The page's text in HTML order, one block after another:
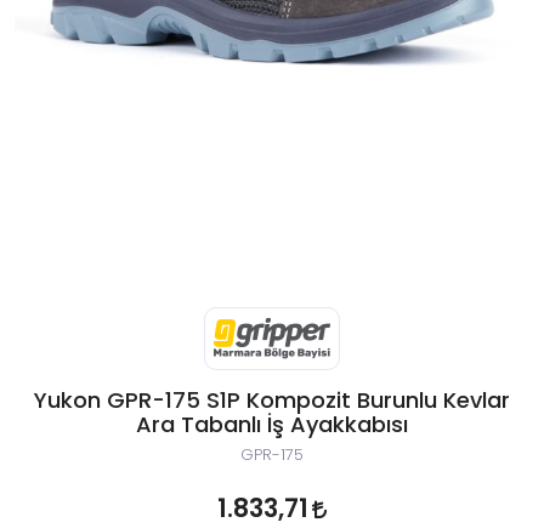
Yukon GPR-175 S1P Kompozit Burunlu Kevlar
Ara Tabanlı İş Ayakkabısı
GPR-175
1.833,71